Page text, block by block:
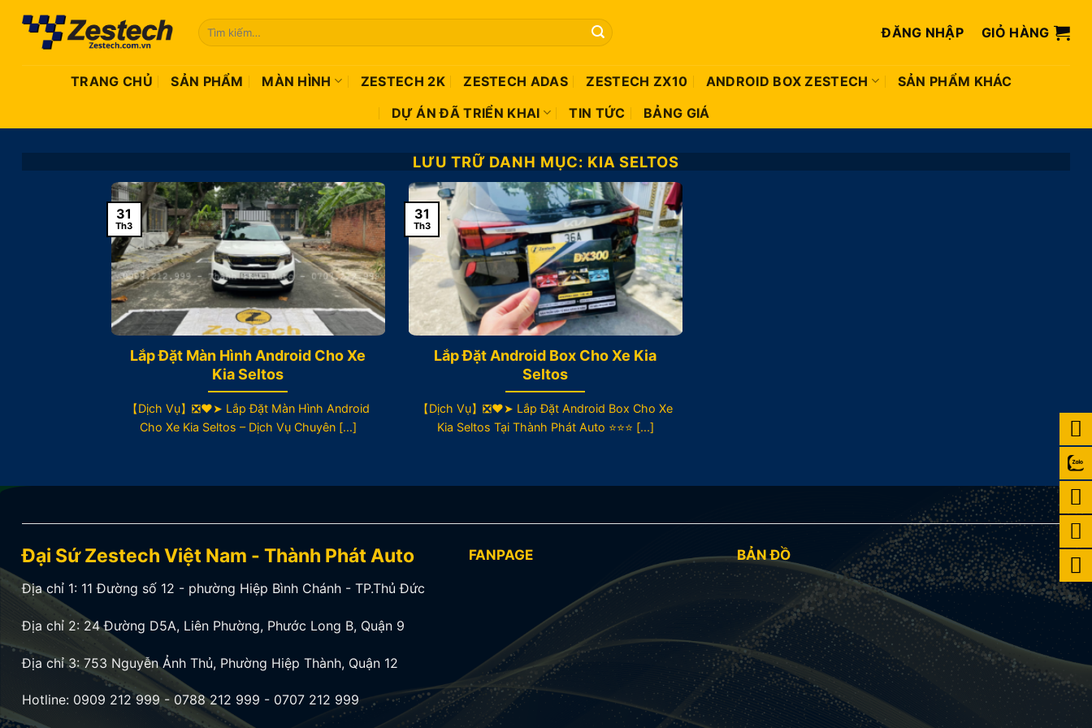
dung
Tìm
kiếm:
ĐĂNG NHẬP GIỎ HÀNG
TRANG CHỦ SẢN PHẨM MÀN HÌNH ZESTECH 2K ZESTECH ADAS ZESTECH ZX10 ANDROID BOX ZESTECH
SẢN PHẨM KHÁC
DỰ ÁN ĐÃ TRIỂN KHAI
TIN TỨC BẢNG GIÁ
LƯU TRỮ DANH MỤC: KIA SELTOS
Lắp Đặt Màn Hình Android Cho Xe
Kia Seltos
【Dịch Vụ】❎❤️➤ Lắp Đặt Màn Hình Android
Cho Xe Kia Seltos – Dịch Vụ Chuyên [...]
31
Th3
Lắp Đặt Android Box Cho Xe Kia
Seltos
【Dịch Vụ】❎❤️➤ Lắp Đặt Android Box Cho Xe
Kia Seltos Tại Thành Phát Auto ⭐⭐⭐ [...]
31
Th3
Đại Sứ Zestech Việt Nam - Thành Phát Auto
Địa chỉ 1: 11 Đường số 12 - phường Hiệp Bình Chánh - TP.Thủ Đức
Địa chỉ 2: 24 Đường D5A, Liên Phường, Phước Long B, Quận 9
Địa chỉ 3: 753 Nguyễn Ảnh Thủ, Phường Hiệp Thành, Quận 12
Hotline: 0909 212 999 - 0788 212 999 - 0707 212 999
FANPAGE BẢN ĐỒ